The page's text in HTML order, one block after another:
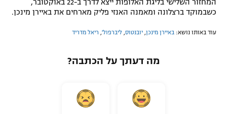
המחזור השלישי בליגת האלופות ייצא לדרך ב-22 באוקטובר,
כשבמוקד ברצלונה ומאמנה האנזי פליק מארחים את באיירן מינכן.
עוד באותו נושא: באיירן מינכן יובנטוס ליברפול' ריאל מדריד
מה דעתך על הכתבה?